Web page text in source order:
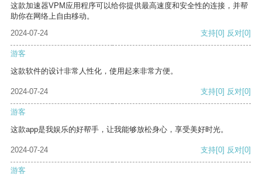
这款加速器VPM应用程序可以给你提供最高速度和安全性的连接，并帮
助你在网络上自由移动。
2024-07-24
支持[0] 反对[0]
游客
这款软件的设计非常人性化，使用起来非常方便。
2024-07-24 支持[0] 反对[0]
游客
这款app是我娱乐的好帮手，让我能够放松身心，享受美好时光。
2024-07-24 支持[0] 反对[0]
游客